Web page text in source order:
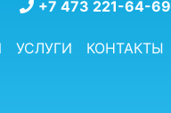
+7 473 221-64-69
УСЛУГИ КОНТАКТЫ